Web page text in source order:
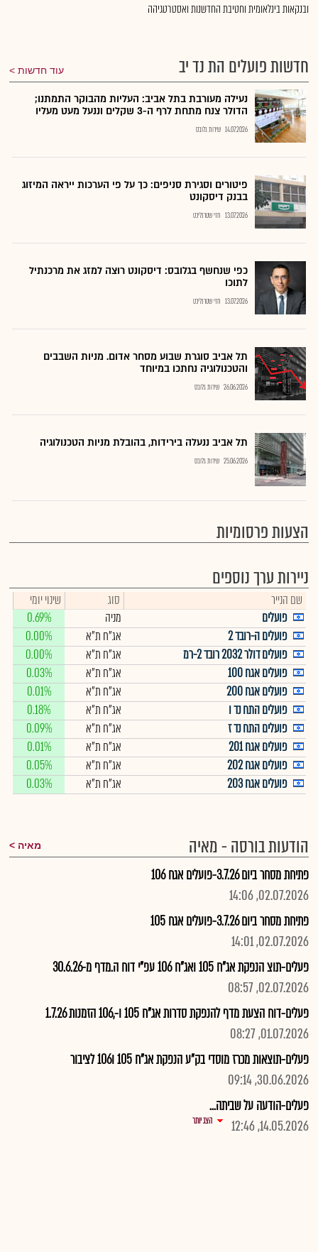
ובנקאות בינלאומית וחטיבת החדשנות ואסטרטגיהה
חדשות פועלים הת נד יב עוד חדשות
נעילה מעורבת בתל אביב: העליות מהבוקר התמתנו;
הדולר צנח מתחת לרף ה-3 שקלים וננעל מעט מעליו
14.07.2026 שירות גלובס
פיטורים וסגירת סניפים: כך על פי הערכות ייראה המיזוג
בבנק דיסקונט
13.07.2026 חזי שטרנליכט
כפי שנחשף בגלובס: דיסקונט רוצה למזג את מרכנתיל
לתוכו
13.07.2026 חזי שטרנליכט
תל אביב סוגרת שבוע מסחר אדום. מניות השבבים
והטכנולוגיה נחתכו במיוחד
26.06.2026 שירות גלובס
תל אביב ננעלה בירידות, בהובלת מניות הטכנולוגיה
25.06.2026 שירות גלובס
הצעות פרסומיות
ניירות ערך נוספים
שם הנייר סוג
שינוי יומי
פועלים
מניה
0.69%
פועלים ה-רובד 2
אג"ח ת"א
0.00%
פועלים דולר 2032 רובד 2-רמ
אג"ח ת"א
0.00%
פועלים אגח 100
אג"ח ת"א
0.03%
פועלים אגח 200
אג"ח ת"א
0.01%
פועלים התח נד ו
אג"ח ת"א
0.18%
פועלים התח נד ז
אג"ח ת"א
0.09%
פועלים אגח 201
אג"ח ת"א
0.01%
פועלים אגח 202
אג"ח ת"א
0.05%
פועלים אגח 203
אג"ח ת"א 0.03%
הודעות בורסה - מאיה מאיה
פתיחת מסחר ביום 3.7.26-פועלים אגח 106
02.07.2026, 14:06
פתיחת מסחר ביום 3.7.26-פועלים אגח 105
02.07.2026, 14:01
פעלים-תוצ הנפקת אג"ח 105 ואג"ח 106 עפ"י דוח ה.מדף מ-30.6.26
02.07.2026, 08:57
פעלים-דוח הצעת מדף להנפקת סדרות אג"ח 105 ו-,106 הזמנות 1.7.26
01.07.2026, 08:27
פעלים-תוצאות מכרז מוסדי בק"ע הנפקת אג"ח 105 ו106 לציבור
30.06.2026, 09:14
פעלים-הודעה על שביתה...
14.05.2026, 12:46
הצג יותר